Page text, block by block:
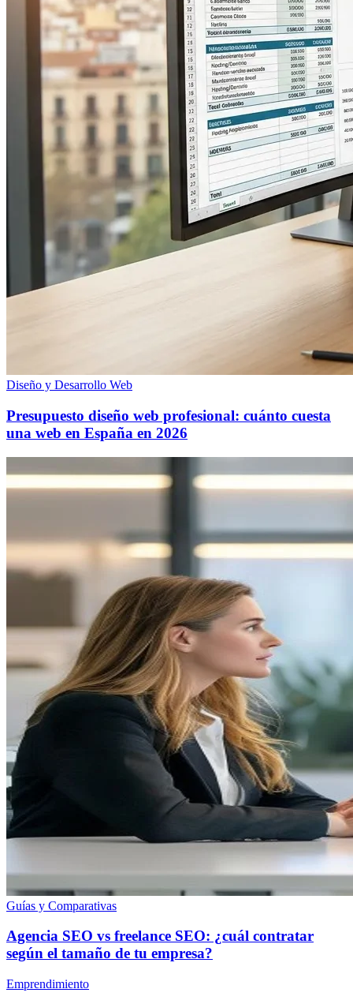
Diseño y Desarrollo Web
Presupuesto diseño web profesional: cuánto cuesta
una web en España en 2026
Guías y Comparativas
Agencia SEO vs freelance SEO: ¿cuál contratar
según el tamaño de tu empresa?
Emprendimiento